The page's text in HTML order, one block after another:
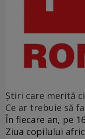
Ştiri care merită
Ce ar trebuie să
În fiecare an, pe
Ziua copilului